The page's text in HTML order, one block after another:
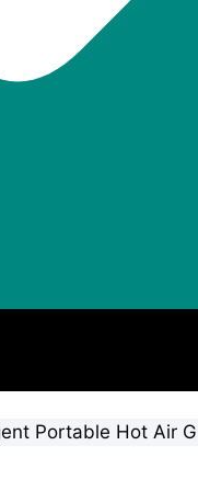
Portable Hot Air